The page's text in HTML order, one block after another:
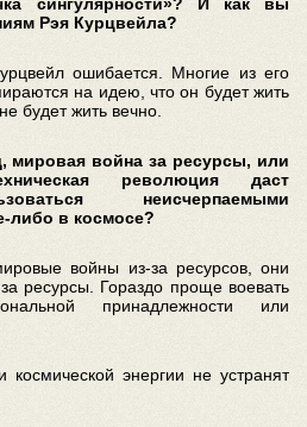
Рэя Курцвейла?
ошибается. Многие из его
на идею, что он будет жить
будет жить вечно.
мировая война за ресурсы, или
революция даст
неисчерпаемыми
либо в космосе?
войны из-за ресурсов, они
ресурсы. Гораздо проще воевать
принадлежности или
космической энергии не устранят